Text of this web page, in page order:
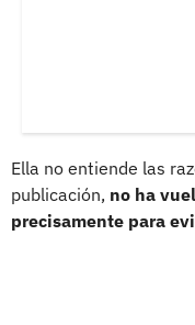
Ella no entiende las
publicación, no ha
precisamente para